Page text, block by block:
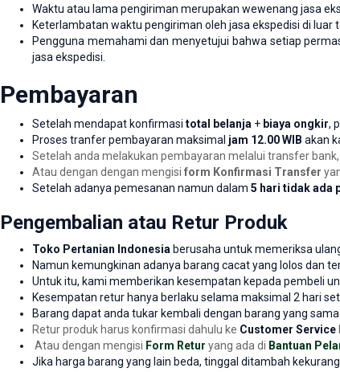
Waktu atau lama pengiriman merupakan wewenang jasa
Keterlambatan waktu pengiriman oleh jasa ekspedisi di luar
Pengguna memahami dan menyetujui bahwa setiap
jasa ekspedisi.
Pembayaran
Setelah mendapat konfirmasi total belanja + biaya ongkir,
Proses tranfer pembayaran maksimal jam 12.00 WIB akan
Setelah anda melakukan pembayaran melalui transfer
Atau dengan dengan mengisi form Konfirmasi Transfer
Setelah adanya pemesanan namun dalam 5 hari tidak ada
Pengembalian atau Retur Produk
Toko Pertanian Indonesia berusaha untuk memeriksa
Namun kemungkinan adanya barang cacat yang lolos dan
Untuk itu, kami memberikan kesempatan kepada pembeli
Kesempatan retur hanya berlaku selama maksimal 2 hari
Barang dapat anda tukar kembali dengan barang yang
Retur produk harus konfirmasi dahulu ke Customer Service
Atau dengan mengisi Form Retur yang ada di Bantuan
Jika harga barang yang lain beda, tinggal ditambah